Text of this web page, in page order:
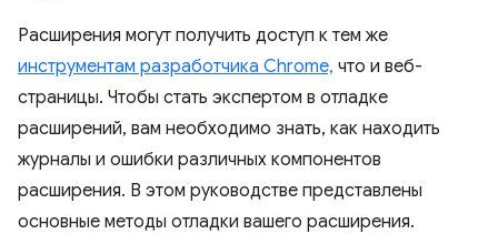
Расширения могут получить доступ к тем же
инструментам разработчика Chrome, что и веб-
страницы. Чтобы стать экспертом в отладке
расширений, вам необходимо знать, как находить
журналы и ошибки различных компонентов
расширения. В этом руководстве представлены
основные методы отладки вашего расширения.